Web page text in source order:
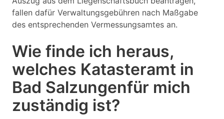
fallen dafür Verwaltungsgebühren nach Maßgabe
des entsprechenden Vermessungsamtes an.
Wie finde ich heraus,
welches Katasteramt in
Bad Salzungenfür mich
zuständig ist?